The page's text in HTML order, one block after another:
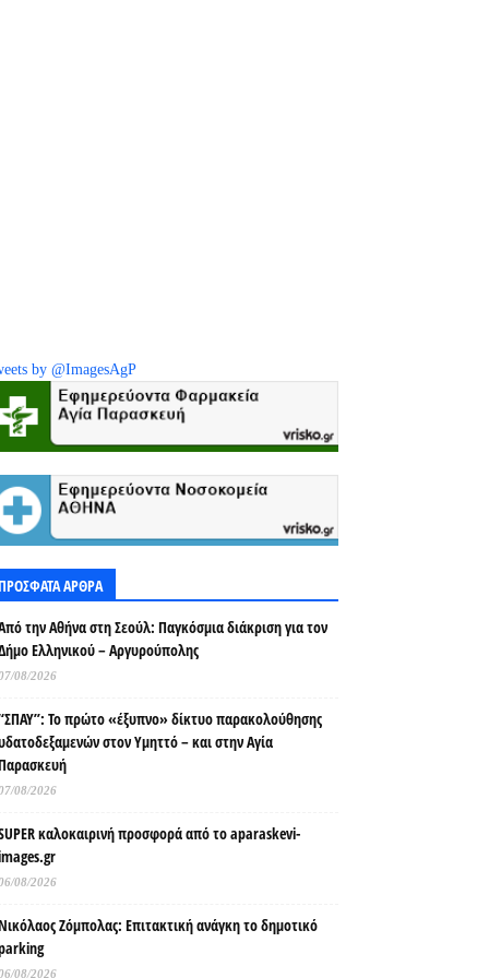
by @ImagesAgP
ΑΡΘΡΑ
την Αθήνα στη Σεούλ: Παγκόσμια διάκριση για τον
Ελληνικού – Αργυρούπολης
08/2026
Το πρώτο «έξυπνο» δίκτυο παρακολούθησης
στον Υμηττό – και στην Αγία
08/2026
καλοκαιρινή προσφορά από το aparaskevi-
08/2026
Ζόμπολας: Επιτακτική ανάγκη το δημοτικό
08/2026